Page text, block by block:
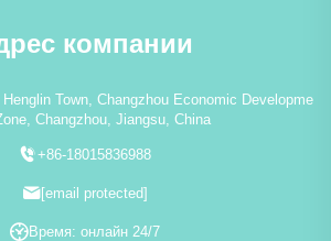
компании
Town, Changzhou Economic Developme
Changzhou, Jiangsu, China
+86-18015836988
[email protected]
Время: онлайн 24/7